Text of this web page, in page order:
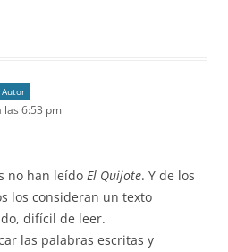
Autor
las 6:53 pm
no han leído El Quijote. Y de los
los consideran un texto
difícil de leer.
las palabras escritas y